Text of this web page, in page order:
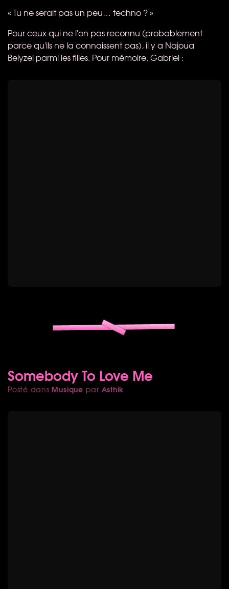
« Tu ne serait pas un peu… techno ? »
Pour ceux qui ne l'on pas reconnu (probablement
parce qu'ils ne la connaissent pas), il y a Najoua
Belyzel parmi les filles. Pour mémoire, Gabriel :
Somebody To Love Me
Posté dans Musique par Asthik